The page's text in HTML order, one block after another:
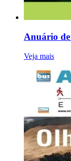
Anuário
Veja mais